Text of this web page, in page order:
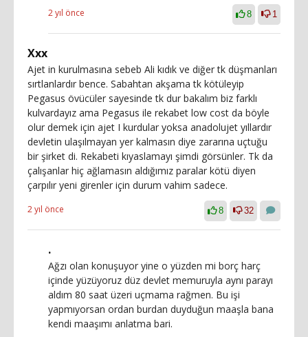
2 yıl önce 8 1
Xxx
Ajet in kurulmasına sebeb Ali kıdık ve diğer tk düşmanları
sırtlanlardır bence. Sabahtan akşama tk kötüleyip
Pegasus övücüler sayesinde tk dur bakalım biz farklı
kulvardayız ama Pegasus ile rekabet low cost da böyle
olur demek için ajet I kurdular yoksa anadolujet yıllardır
devletin ulaşılmayan yer kalmasın diye zararına uçtuğu
bir şirket di. Rekabeti kıyaslamayı şimdi görsünler. Tk da
çalışanlar hiç ağlamasın aldığımız paralar kötü diyen
çarpılır yeni girenler için durum vahim sadece.
2 yıl önce 8 32
.
Ağzı olan konuşuyor yine o yüzden mi borç harç
içinde yüzüyoruz düz devlet memuruyla aynı parayı
aldım 80 saat üzeri uçmama rağmen. Bu işi
yapmıyorsan ordan burdan duyduğun maaşla bana
kendi maaşımı anlatma bari.